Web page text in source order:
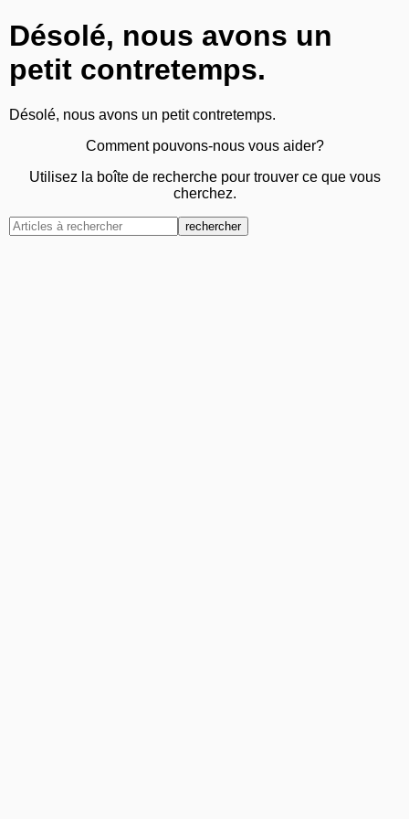
Désolé, nous avons un
petit contretemps.
Désolé, nous avons un petit contretemps.
Comment pouvons-nous vous aider?
Utilisez la boîte de recherche pour trouver ce que vous
cherchez.
rechercher